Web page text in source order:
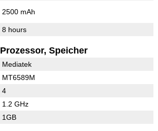
2500 mAh
8 hours
Prozessor, Speicher
Mediatek
MT6589M
4
1.2 GHz
1GB